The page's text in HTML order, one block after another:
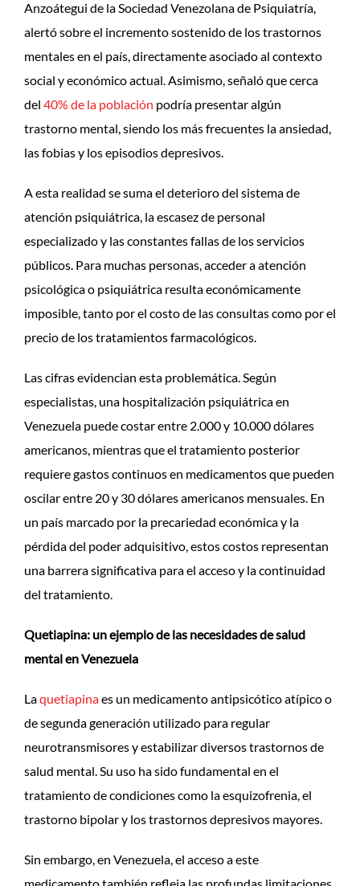
Anzoátegui de la Sociedad Venezolana de Psiquiatría,
alertó sobre el incremento sostenido de los trastornos
mentales en el país, directamente asociado al contexto
social y económico actual. Asimismo, señaló que cerca
del 40% de la población podría presentar algún
trastorno mental, siendo los más frecuentes la ansiedad,
las fobias y los episodios depresivos.
A esta realidad se suma el deterioro del sistema de
atención psiquiátrica, la escasez de personal
especializado y las constantes fallas de los servicios
públicos. Para muchas personas, acceder a atención
psicológica o psiquiátrica resulta económicamente
imposible, tanto por el costo de las consultas como por el
precio de los tratamientos farmacológicos.
Las cifras evidencian esta problemática. Según
especialistas, una hospitalización psiquiátrica en
Venezuela puede costar entre 2.000 y 10.000 dólares
americanos, mientras que el tratamiento posterior
requiere gastos continuos en medicamentos que pueden
oscilar entre 20 y 30 dólares americanos mensuales. En
un país marcado por la precariedad económica y la
pérdida del poder adquisitivo, estos costos representan
una barrera significativa para el acceso y la continuidad
del tratamiento.
Quetiapina: un ejemplo de las necesidades de salud
mental en Venezuela
Laquetiapinaes un medicamento antipsicótico atípico o
de segunda generación utilizado para regular
neurotransmisores y estabilizar diversos trastornos de
salud mental. Su uso ha sido fundamental en el
tratamiento de condiciones como la esquizofrenia, el
trastorno bipolar y los trastornos depresivos mayores.
Sin embargo, en Venezuela, el acceso a este